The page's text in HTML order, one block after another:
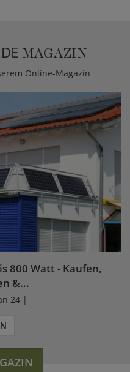
MAGAZIN
Online-Magazin
800 Watt - Kaufen,
&...
24 |